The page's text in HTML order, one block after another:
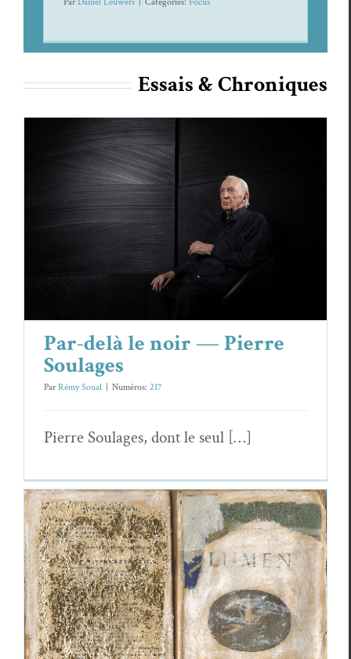
Essais & Chroniques
Par-delà le noir — Pierre Soulages
Essais & Chroniques
Par-delà le noir — Pierre
Soulages
ParRémy Soual Numéros: 217
Pierre Soulages, dont le seul […]
Du Livre Pauvre au Livre d’Artiste : la
poésie visuelle de Ghislaine Lejard
Essais & Chroniques Ghis­laine Lejard